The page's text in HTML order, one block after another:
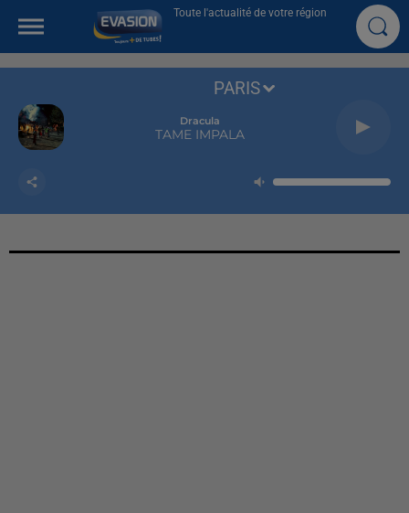
Toute l'actualité de votre région
Dracula
TAME IMPALA
PARIS